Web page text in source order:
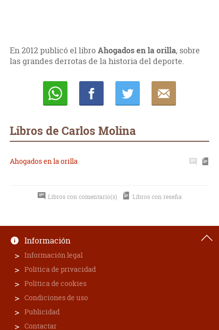
En 2012 publicó el libroAhogados en la orilla, sobre
las grandes derrotas de la historia del deporte.
Libros de Carlos Molina
Ahogados en la orilla
Libros con comentario(s) Libros con reseña
Información
Información legal
Política de privacidad
Política de cookies
Condiciones de uso
Publicidad
Contactar